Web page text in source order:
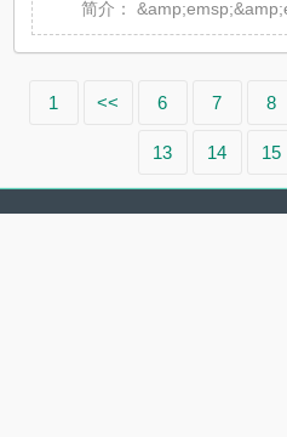
简介：
1 << 6 7 8
13 14 15